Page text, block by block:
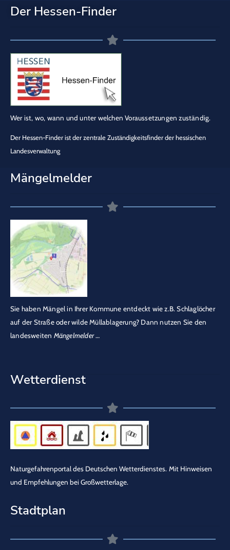
Der Hessen-Finder
Wer ist, wo, wann und unter welchen Voraussetzungen zuständig.
Der Hessen-Finder ist der zentrale Zuständigkeitsfinder der hessischen
Landesverwaltung
Mängelmelder
Sie haben Mängel in Ihrer Kommune entdeckt wie z.B. Schlaglöcher
auf der Straße oder wilde Müllablagerung? Dann nutzen Sie den
landesweiten Mängelmelder…
Wetterdienst
Naturgefahrenportal des Deutschen Wetterdienstes. Mit Hinweisen
und Empfehlungen bei Großwetterlage.
Stadtplan